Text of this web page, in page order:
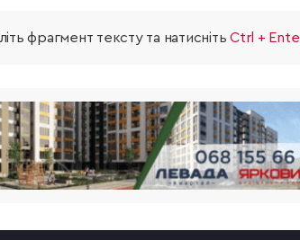
фрагмент тексту та натиснітьCtrl +